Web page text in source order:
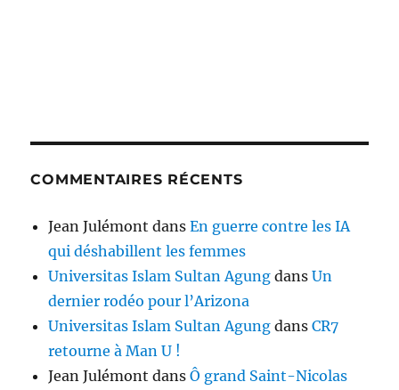
COMMENTAIRES RÉCENTS
Jean Julémont dansEn guerre contre les IA
qui déshabillent les femmes
Universitas Islam Sultan Agung dansUn
dernier rodéo pour l’Arizona
Universitas Islam Sultan Agung dansCR7
retourne à Man U !
Jean Julémont dansÔ grand Saint-Nicolas